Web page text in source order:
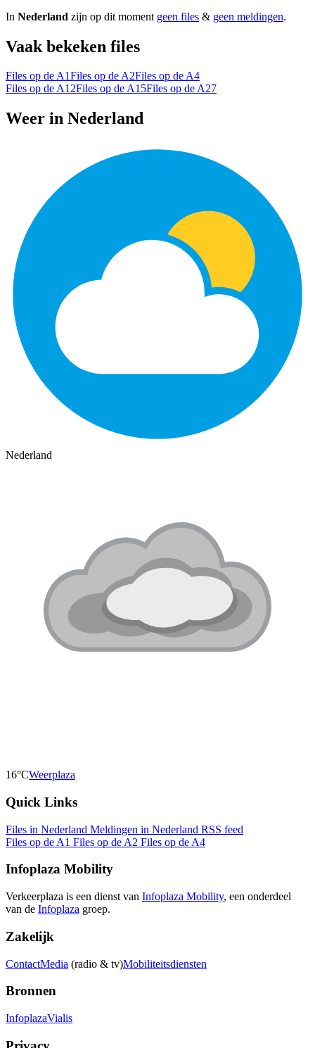
In Nederland zijn op dit moment geen files & geen meldingen.
Vaak bekeken files
Files op de A1Files op de A2Files op de A4
Files op de A12Files op de A15Files op de A27
Weer in Nederland
Nederland
16°CWeerplaza
Quick Links
Files in Nederland Meldingen in Nederland RSS feed
Files op de A1 Files op de A2 Files op de A4
Infoplaza Mobility
Verkeerplaza is een dienst van Infoplaza Mobility, een onderdeel
van de Infoplaza groep.
Zakelijk
ContactMedia (radio & tv)Mobiliteitsdiensten
Bronnen
InfoplazaVialis